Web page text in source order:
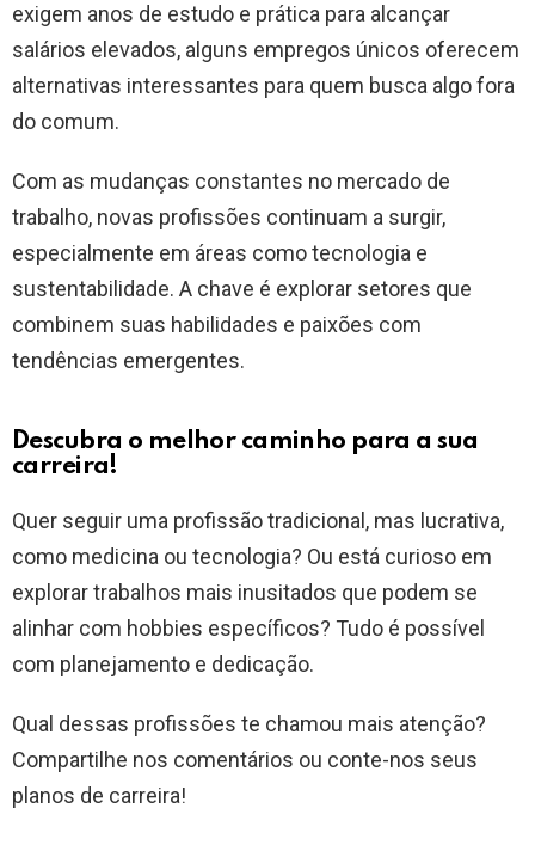
exigem anos de estudo e prática para alcançar
salários elevados, alguns empregos únicos oferecem
alternativas interessantes para quem busca algo fora
do comum.
Com as mudanças constantes no mercado de
trabalho, novas profissões continuam a surgir,
especialmente em áreas como tecnologia e
sustentabilidade. A chave é explorar setores que
combinem suas habilidades e paixões com
tendências emergentes.
Descubra o melhor caminho para a sua
carreira!
Quer seguir uma profissão tradicional, mas lucrativa,
como medicina ou tecnologia? Ou está curioso em
explorar trabalhos mais inusitados que podem se
alinhar com hobbies específicos? Tudo é possível
com planejamento e dedicação.
Qual dessas profissões te chamou mais atenção?
Compartilhe nos comentários ou conte-nos seus
planos de carreira!